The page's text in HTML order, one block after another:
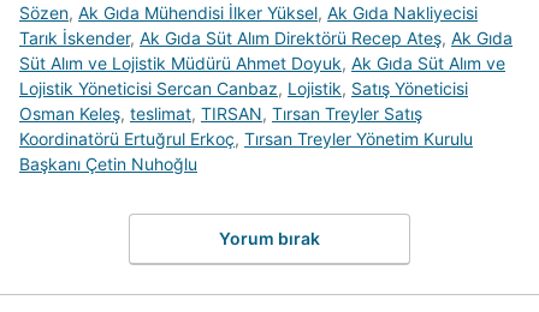
Sözen, Ak Gıda Mühendisi İlker Yüksel, Ak Gıda Nakliyecisi
Tarık İskender, Ak Gıda Süt Alım Direktörü Recep Ateş, Ak Gıda
Süt Alım ve Lojistik Müdürü Ahmet Doyuk, Ak Gıda Süt Alım ve
Lojistik Yöneticisi Sercan Canbaz, Lojistik, Satış Yöneticisi
Osman Keleş, teslimat, TIRSAN, Tırsan Treyler Satış
Koordinatörü Ertuğrul Erkoç, Tırsan Treyler Yönetim Kurulu
Başkanı Çetin Nuhoğlu
Yorum bırak